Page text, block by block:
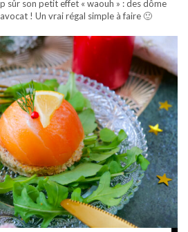
sûr son petit effet « waouh » : des dôme
! Un vrai régal simple à faire 🙂